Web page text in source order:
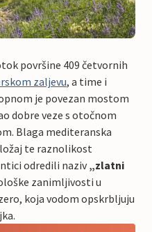
površine 409 četvornih
zaljevu, a time i
je povezan mostom
dobre veze s otočnom
Blaga mediteranska
te raznolikost
odredili naziv„zlatni
zanimljivosti u
koja vodom opskrbljuju